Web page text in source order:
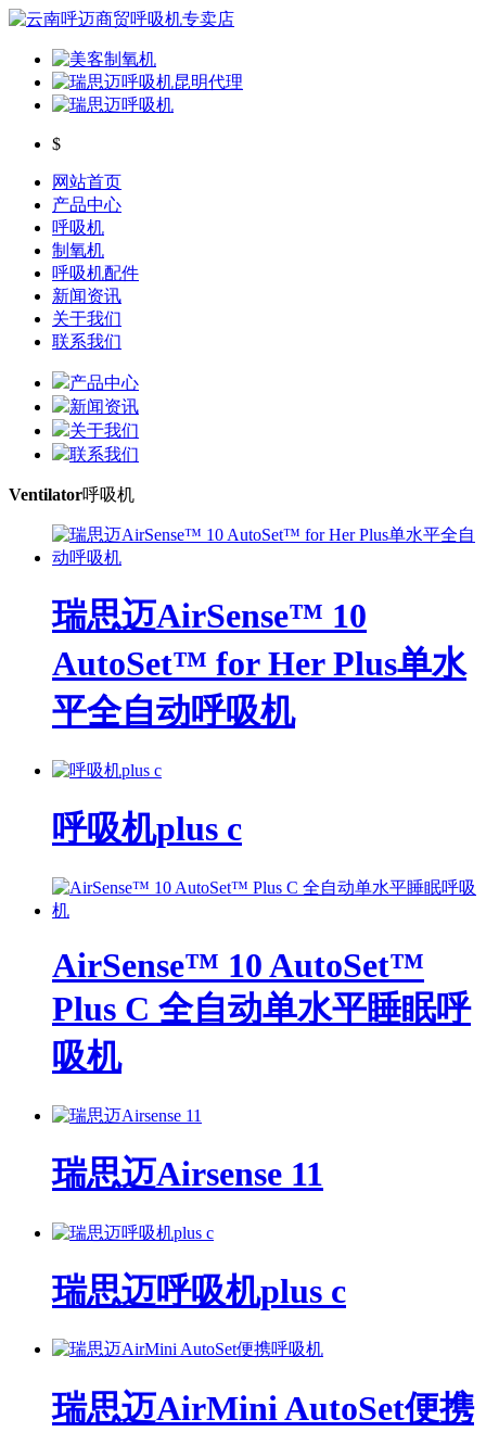
$
网站首页
产品中心
呼吸机
制氧机
呼吸机配件
新闻资讯
关于我们
联系我们
产品中心
新闻资讯
关于我们
联系我们
Ventilator呼吸机
瑞思迈AirSense™ 10
AutoSet™ for Her Plus单水
平全自动呼吸机
呼吸机plus c
AirSense™ 10 AutoSet™
Plus C 全自动单水平睡眠呼
吸机
瑞思迈Airsense 11
瑞思迈呼吸机plus c
瑞思迈AirMini AutoSet便携